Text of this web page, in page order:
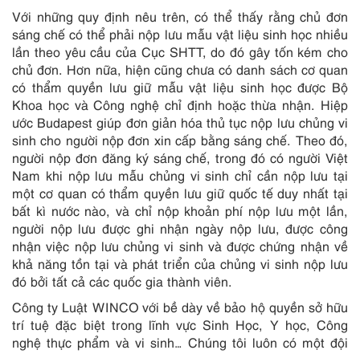
Với những quy định nêu trên, có thể thấy rằng chủ đơn
sáng chế có thể phải nộp lưu mẫu vật liệu sinh học nhiều
lần theo yêu cầu của Cục SHTT, do đó gây tốn kém cho
chủ đơn. Hơn nữa, hiện cũng chưa có danh sách cơ quan
có thẩm quyền lưu giữ mẫu vật liệu sinh học được Bộ
Khoa học và Công nghệ chỉ định hoặc thừa nhận. Hiệp
ước Budapest giúp đơn giản hóa thủ tục nộp lưu chủng vi
sinh cho người nộp đơn xin cấp bằng sáng chế. Theo đó,
người nộp đơn đăng ký sáng chế, trong đó có người Việt
Nam khi nộp lưu mẫu chủng vi sinh chỉ cần nộp lưu tại
một cơ quan có thẩm quyền lưu giữ quốc tế duy nhất tại
bất kì nước nào, và chỉ nộp khoản phí nộp lưu một lần,
người nộp lưu được ghi nhận ngày nộp lưu, được công
nhận việc nộp lưu chủng vi sinh và được chứng nhận về
khả năng tồn tại và phát triển của chủng vi sinh nộp lưu
đó bởi tất cả các quốc gia thành viên.
Công ty Luật WINCO với bề dày về bảo hộ quyền sở hữu
trí tuệ đặc biệt trong lĩnh vực Sinh Học, Y học, Công
nghệ thực phẩm và vi sinh… Chúng tôi luôn có một đội